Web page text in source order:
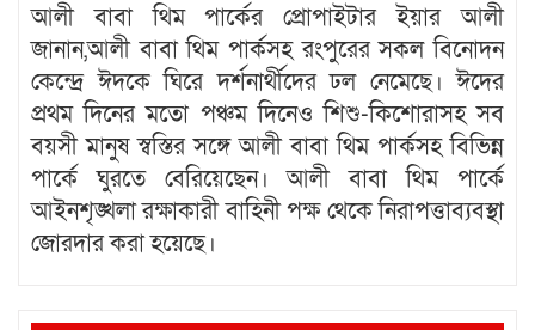
আলী বাবা থিম পার্কের প্রোপাইটার ইয়ার আলী
জানান,আলী বাবা থিম পার্কসহ রংপুরের সকল বিনোদন
কেন্দ্রে ঈদকে ঘিরে দর্শনার্থীদের ঢল নেমেছে। ঈদের
প্রথম দিনের মতো পঞ্চম দিনেও শিশু-কিশোরাসহ সব
বয়সী মানুষ স্বস্তির সঙ্গে আলী বাবা থিম পার্কসহ বিভিন্ন
পার্কে ঘুরতে বেরিয়েছেন। আলী বাবা থিম পার্কে
আইনশৃঙ্খলা রক্ষাকারী বাহিনী পক্ষ থেকে নিরাপত্তাব্যবস্থা
জোরদার করা হয়েছে।